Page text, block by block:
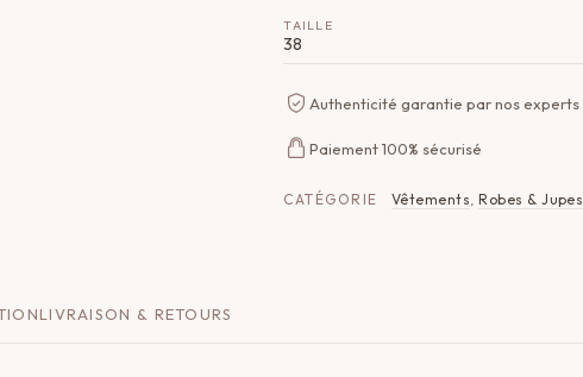
TAILLE
38
Authenticité garantie par nos experts
Paiement 100% sécurisé
CATÉGORIE Vêtements,Robes & Jupes
LIVRAISON & RETOURS